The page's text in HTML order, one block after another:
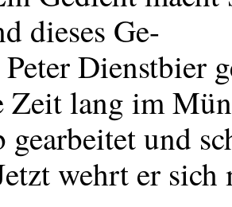
dieses Ge-
Dienstbier
Zeit lang im
gearbeitet und
wehrt er